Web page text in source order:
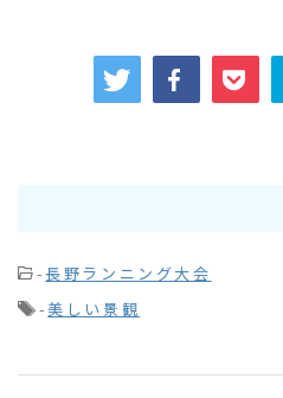
-長野ランニング大会
-美しい景観